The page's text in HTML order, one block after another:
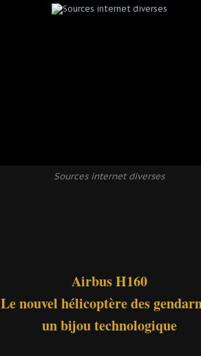
Sources internet diverses
Airbus H160
Le nouvel hélicoptère des
un bijou technologique